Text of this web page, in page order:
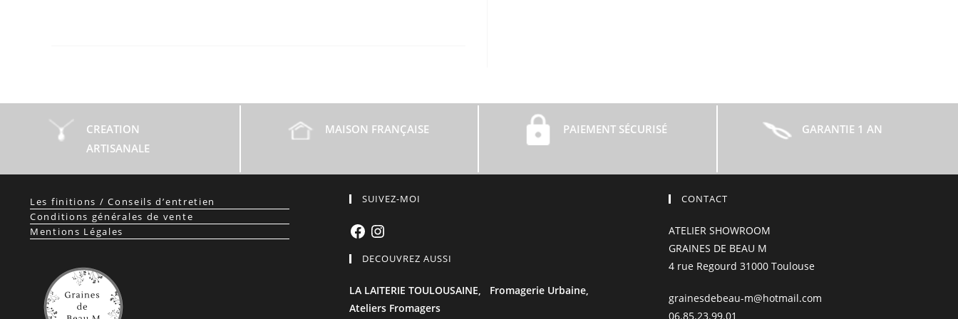
CREATION
ARTISANALE
MAISON FRANÇAISE PAIEMENT SÉCURISÉ GARANTIE 1 AN
Les finitions / Conseils d’entretien
Conditions générales de vente
Mentions Légales
SUIVEZ-MOI
FacebookInstagram
DECOUVREZ AUSSI
LA LAITERIE TOULOUSAINE, Fromagerie Urbaine,
Ateliers Fromagers
CONTACT
ATELIER SHOWROOM
GRAINES DE BEAU M
4 rue Regourd 31000 Toulouse
grainesdebeau-m@hotmail.com
06.85.23.99.01